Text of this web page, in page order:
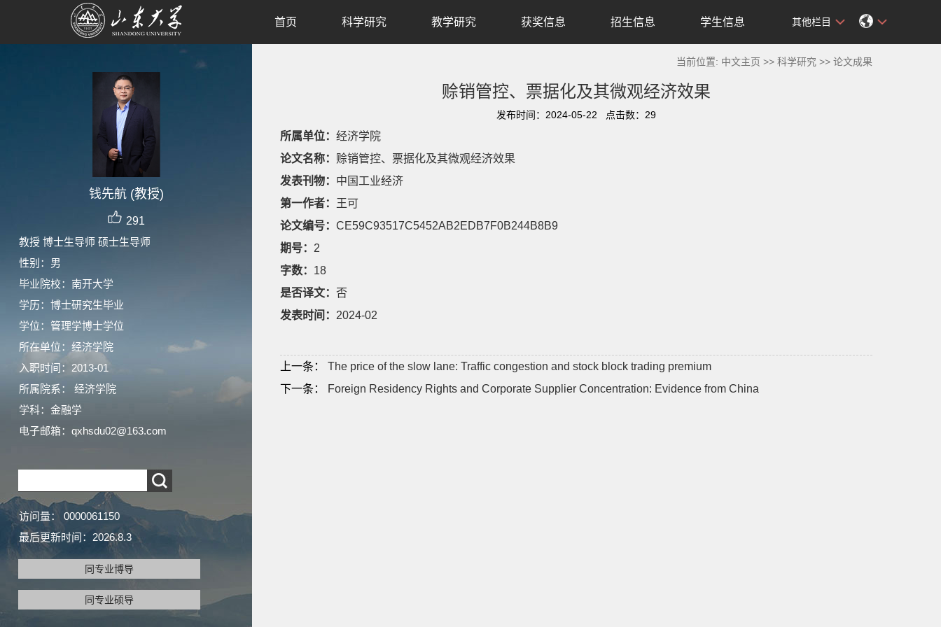
钱先航 (教授)
291
教授 博士生导师 硕士生导师
性别：男
毕业院校：南开大学
学历：博士研究生毕业
学位：管理学博士学位
所在单位：经济学院
入职时间：2013-01
所属院系： 经济学院
学科：金融学
电子邮箱： qxhsdu02@163.com
访问量： 0000061150
最后更新时间： 2026.8.3
同专业博导
同专业硕导
首页 科学研究 教学研究 获奖信息 招生信息 学生信息 其他栏目
当前位置: 中文主页 >>科学研究 >>论文成果
赊销管控、票据化及其微观经济效果
发布时间：2024-05-22 点击数： 29
所属单位： 经济学院
论文名称： 赊销管控、票据化及其微观经济效果
发表刊物： 中国工业经济
第一作者：
王可
论文编号： CE59C93517C5452AB2EDB7F0B244B8B9
期号： 2
字数： 18
是否译文： 否
发表时间： 2024-02
上一条：
The price of the slow lane: Traffic congestion and stock block trading premium
下一条：
Foreign Residency Rights and Corporate Supplier Concentration: Evidence from China